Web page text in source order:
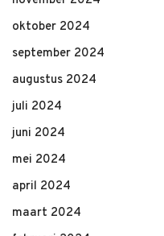
oktober 2024
september 2024
augustus 2024
juli 2024
juni 2024
mei 2024
april 2024
maart 2024